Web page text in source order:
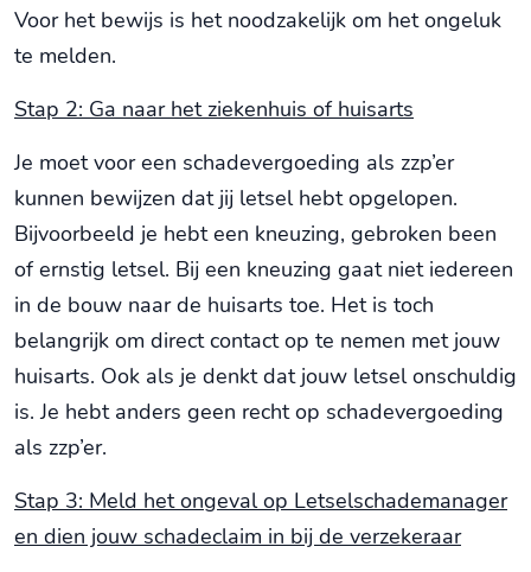
Voor het bewijs is het noodzakelijk om het ongeluk
te melden.
Stap 2: Ga naar het ziekenhuis of huisarts
Je moet voor een schadevergoeding als zzp’er
kunnen bewijzen dat jij letsel hebt opgelopen.
Bijvoorbeeld je hebt een kneuzing, gebroken been
of ernstig letsel. Bij een kneuzing gaat niet iedereen
in de bouw naar de huisarts toe. Het is toch
belangrijk om direct contact op te nemen met jouw
huisarts. Ook als je denkt dat jouw letsel onschuldig
is. Je hebt anders geen recht op schadevergoeding
als zzp’er.
Stap 3: Meld het ongeval op Letselschademanager
en dien jouw schadeclaim in bij de verzekeraar